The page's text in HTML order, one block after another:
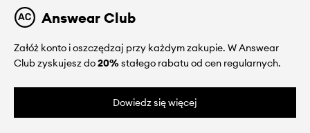
Answear Club
Załóż konto i oszczędzaj przy każdym zakupie. W Answear
Club zyskujesz do20%stałego rabatu od cen regularnych.
Dowiedz się więcej